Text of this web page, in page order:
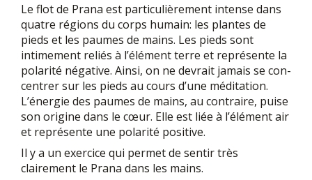
Le flot de Prana est particulièrement intense dans
quatre régions du corps humain: les plantes de
pieds et les paumes de mains. Les pieds sont
intimement reliés à l’élément terre et représente la
polarité négative. Ainsi, on ne devrait jamais se con-
centrer sur les pieds au cours d’une méditation.
L’énergie des paumes de mains, au contraire, puise
son origine dans le cœur. Elle est liée à l’élément air
et représente une polarité positive.
Il y a un exercice qui permet de sentir très
clairement le Prana dans les mains.